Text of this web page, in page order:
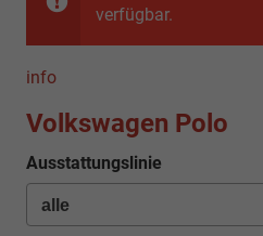
verfügbar.
info
Volkswagen Polo
Ausstattungslinie